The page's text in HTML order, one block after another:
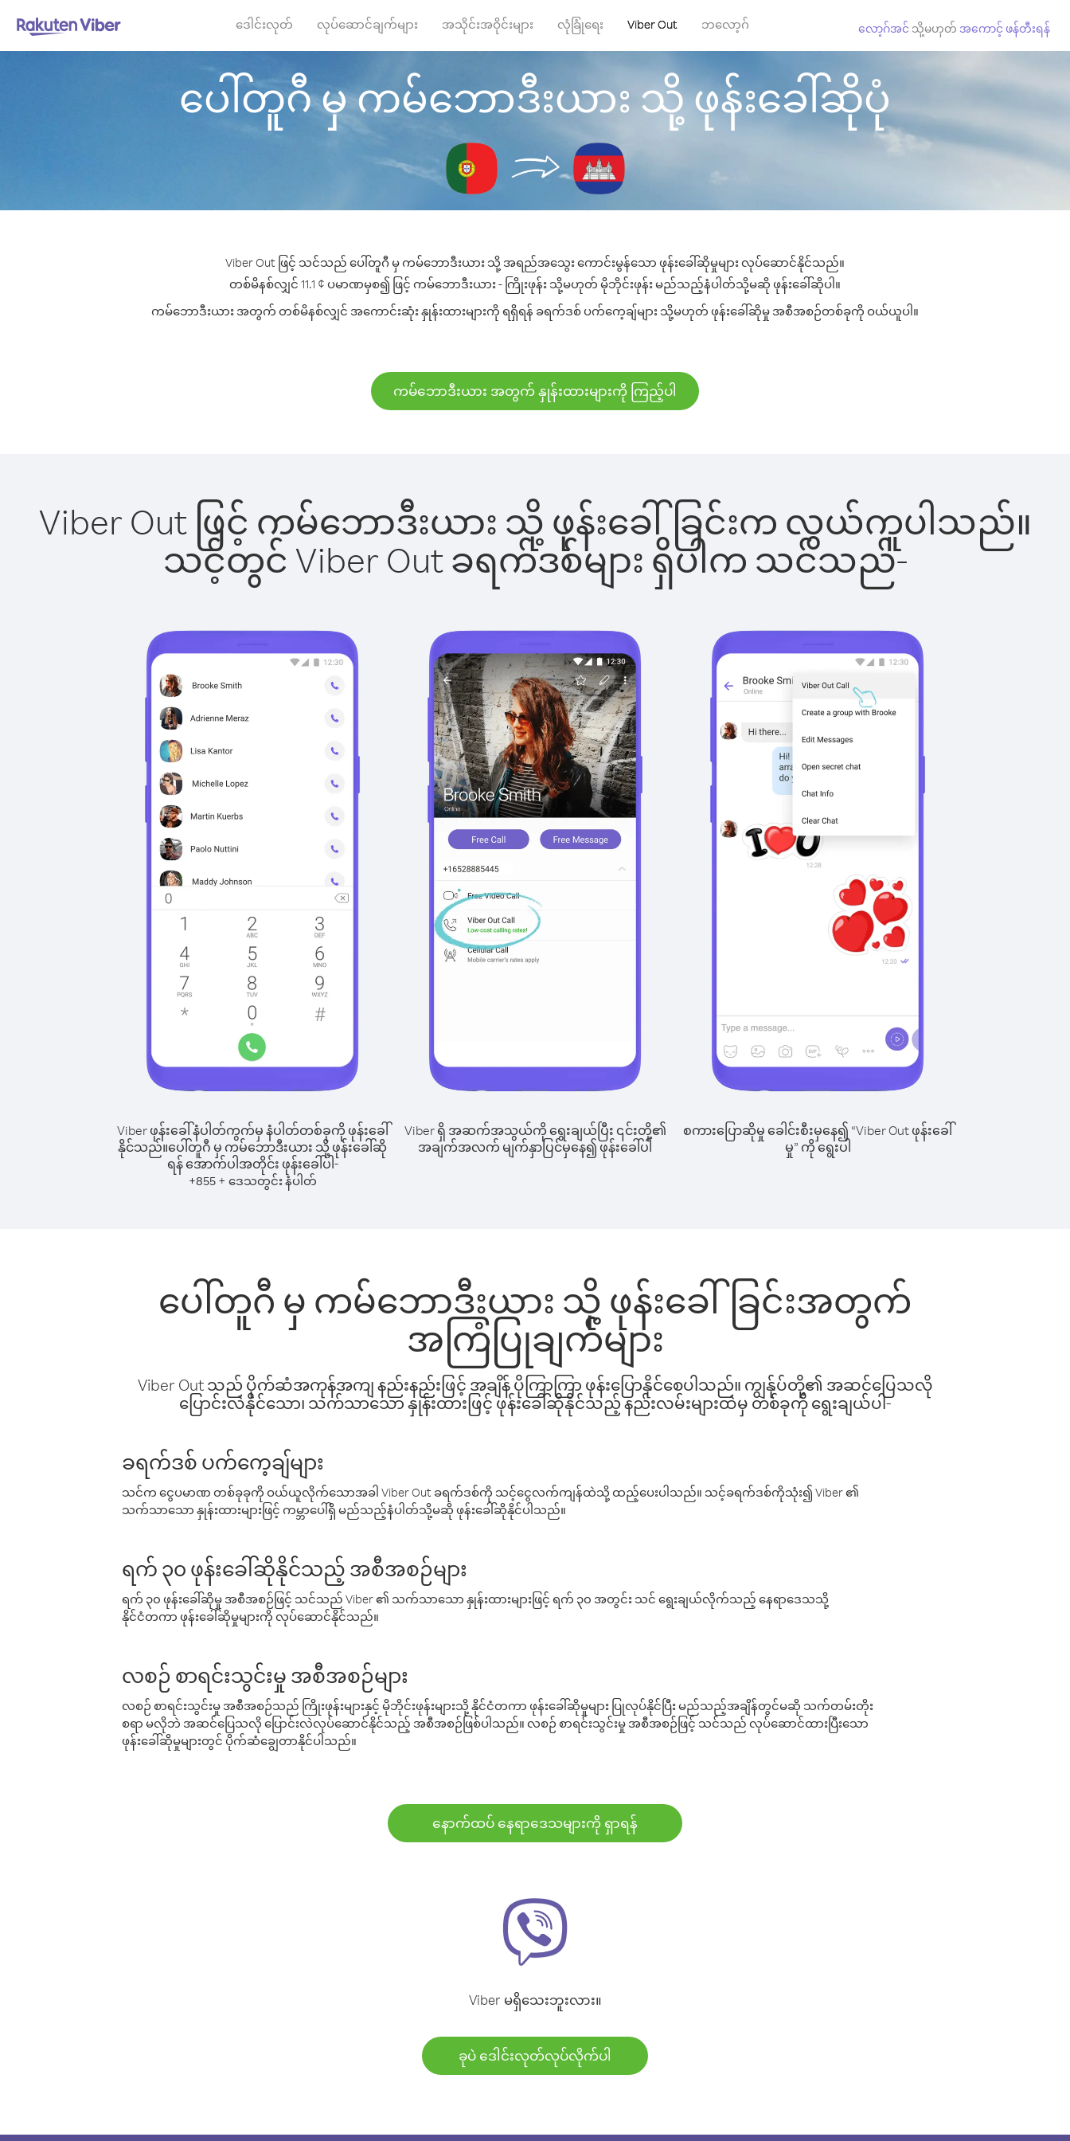
ဒေါင်းလုတ် လုပ်ဆောင်ချက်များ အသိုင်းအဝိုင်းများ လုံခြုံရေး Viber Out ဘလော့ဂ် လော့ဂ်အင် သို့မဟုတ် အကောင့် ဖန်တီးရန်
ပေါ်တူဂီ မှ ကမ်ဘောဒီးယား သို့ ဖုန်းခေါ်ဆိုပုံ
Viber Out ဖြင့် သင်သည် ပေါ်တူဂီ မှ ကမ်ဘောဒီးယား သို့ အရည်အသွေး ကောင်းမွန်သော ဖုန်းခေါ်ဆိုမှုများ လုပ်ဆောင်နိုင်သည်။
တစ်မိနစ်လျှင် 11.1 ¢ ပမာဏမှစ၍ ဖြင့် ကမ်ဘောဒီးယား - ကြိုးဖုန်း သို့မဟုတ် မိုဘိုင်းဖုန်း မည်သည့်နံပါတ်သို့မဆို ဖုန်းခေါ်ဆိုပါ။
ကမ်ဘောဒီးယား အတွက် တစ်မိနစ်လျှင် အကောင်းဆုံး နှုန်းထားများကို ရရှိရန် ခရက်ဒစ် ပက်ကေ့ချ်များ သို့မဟုတ် ဖုန်းခေါ်ဆိုမှု အစီအစဉ်တစ်ခုကို ဝယ်ယူပါ။
ကမ်ဘောဒီးယား အတွက် နှုန်းထားများကို ကြည့်ပါ
Viber Out ဖြင့် ကမ်ဘောဒီးယား သို့ ဖုန်းခေါ်ခြင်းက လွယ်ကူပါသည်။
သင့်တွင် Viber Out ခရက်ဒစ်များ ရှိပါက သင်သည်-
Viber ဖုန်းခေါ်နံပါတ်ကွက်မှ နံပါတ်တစ်ခုကို ဖုန်းခေါ်
နိုင်သည်။ပေါ်တူဂီ မှ ကမ်ဘောဒီးယား သို့ ဖုန်းခေါ်ဆို
ရန် အောက်ပါအတိုင်း ဖုန်းခေါ်ပါ-
+855+ ဒေသတွင်း နံပါတ်
Viber ရှိ အဆက်အသွယ်ကို ရွေးချယ်ပြီး ၎င်းတို့၏
အချက်အလက် မျက်နှာပြင်မှနေ၍ ဖုန်းခေါ်ပါ
စကားပြောဆိုမှု ခေါင်းစီးမှနေ၍ “Viber Out ဖုန်းခေါ်
မှု” ကို ရွေးပါ
ပေါ်တူဂီ မှ ကမ်ဘောဒီးယား သို့ ဖုန်းခေါ်ခြင်းအတွက်
အကြံပြုချက်များ
Viber Out သည် ပိုက်ဆံအကုန်အကျ နည်းနည်းဖြင့် အချိန် ပိုကြာကြာ ဖုန်းပြောနိုင်စေပါသည်။ ကျွန်ုပ်တို့၏ အဆင်ပြေသလို
ပြောင်းလဲနိုင်သော၊ သက်သာသော နှုန်းထားဖြင့် ဖုန်းခေါ်ဆိုနိုင်သည့် နည်းလမ်းများထဲမှ တစ်ခုကို ရွေးချယ်ပါ-
ခရက်ဒစ် ပက်ကေ့ချ်များ
သင်က ငွေပမာဏ တစ်ခုခုကို ဝယ်ယူလိုက်သောအခါ Viber Out ခရက်ဒစ်ကို သင့်ငွေလက်ကျန်ထဲသို့ ထည့်ပေးပါသည်။ သင့်ခရက်ဒစ်ကိုသုံး၍ Viber ၏
သက်သာသော နှုန်းထားများဖြင့် ကမ္ဘာပေါ်ရှိ မည်သည့်နံပါတ်သို့မဆို ဖုန်းခေါ်ဆိုနိုင်ပါသည်။
ရက် ၃၀ ဖုန်းခေါ်ဆိုနိုင်သည့် အစီအစဉ်များ
ရက် ၃၀ ဖုန်းခေါ်ဆိုမှု အစီအစဉ်ဖြင့် သင်သည် Viber ၏ သက်သာသော နှုန်းထားများဖြင့် ရက် ၃၀ အတွင်း သင် ရွေးချယ်လိုက်သည့် နေရာဒေသသို့
နိုင်ငံတကာ ဖုန်းခေါ်ဆိုမှုများကို လုပ်ဆောင်နိုင်သည်။
လစဉ် စာရင်းသွင်းမှု အစီအစဉ်များ
လစဉ် စာရင်းသွင်းမှု အစီအစဉ်သည် ကြိုးဖုန်းများနှင့် မိုဘိုင်းဖုန်းများသို့ နိုင်ငံတကာ ဖုန်းခေါ်ဆိုမှုများ ပြုလုပ်နိုင်ပြီး မည်သည့်အချိန်တွင်မဆို သက်တမ်းတိုး
စရာ မလိုဘဲ အဆင်ပြေသလို ပြောင်းလဲလုပ်ဆောင်နိုင်သည့် အစီအစဉ်ဖြစ်ပါသည်။ လစဉ် စာရင်းသွင်းမှု အစီအစဉ်ဖြင့် သင်သည် လုပ်ဆောင်ထားပြီးသော
ဖုန်းခေါ်ဆိုမှုများတွင် ပိုက်ဆံချွေတာနိုင်ပါသည်။
နောက်ထပ် နေရာဒေသများကို ရှာရန်
Viber မရှိသေးဘူးလား။
ခုပဲ ဒေါင်းလုတ်လုပ်လိုက်ပါ